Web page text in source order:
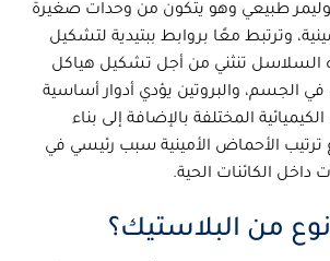
بوليمر طبيعي وهو يتكون من وحدات صغيرة
وترتبط معًا بروابط ببتيدية لتشكيل
تنثني من أجل تشكيل هياكل
في الجسم، والبروتين يؤدي أدوار أساسية
المختلفة بالإضافة إلى بناء
ترتيب الأحماض الأمينية سبب رئيسي في
داخل الكائنات الحية.
من البلاستيك؟